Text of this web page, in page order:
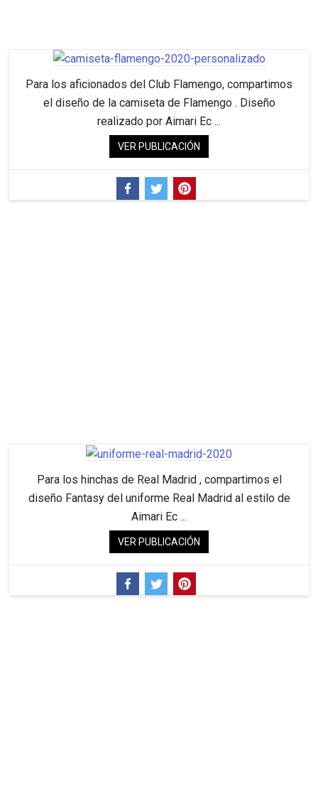
Para los aficionados del Club Flamengo, compartimos
el diseño de la camiseta de Flamengo . Diseño
realizado por Aimari Ec ...
VER PUBLICACIÓN
Para los hinchas de Real Madrid , compartimos el
diseño Fantasy del uniforme Real Madrid al estilo de
Aimari Ec ...
VER PUBLICACIÓN